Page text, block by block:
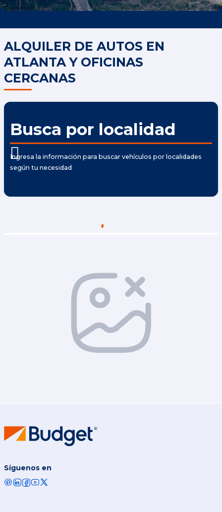
ALQUILER DE AUTOS EN
ATLANTA Y OFICINAS
CERCANAS
Busca por localidad
Ingresa la información para buscar vehículos por localidades
según tu necesidad
Síguenos en